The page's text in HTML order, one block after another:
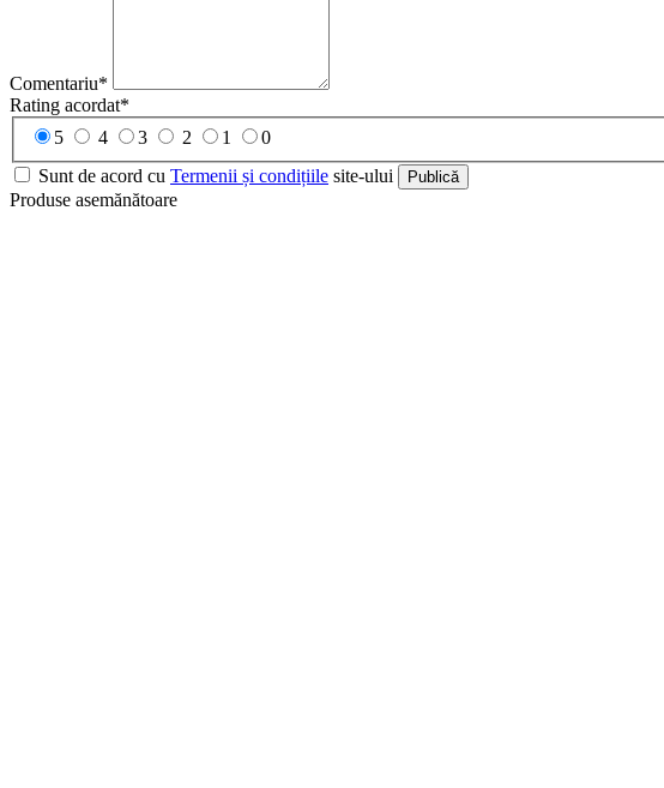
Comentariu*
Rating acordat*
5
4 3 2 1
0
Sunt de acord cu Termenii și condițiile site-ului Publică
Produse asemănătoare